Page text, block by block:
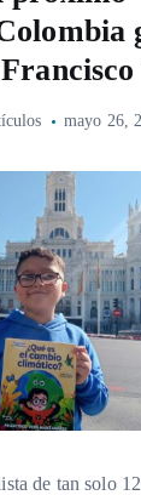
mayo 26,
de tan solo